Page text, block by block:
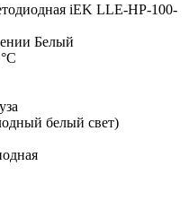
iEK LLE-HP-100-
Белый
белый свет)